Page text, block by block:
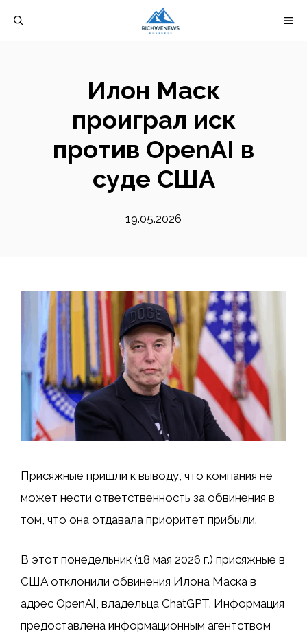
Илон Маск
проиграл иск
против OpenAI в
суде США
19.05.2026
Присяжные пришли к выводу, что компания не
может нести ответственность за обвинения в
том, что она отдавала приоритет прибыли.
В этот понедельник (18 мая 2026 г.) присяжные в
США отклонили обвинения Илона Маска в
адрес OpenAI, владельца ChatGPT. Информация
предоставлена ​​информационным агентством